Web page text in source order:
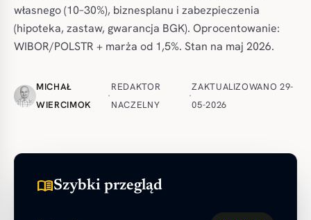
własnego (10–30%), biznesplanu i zabezpieczenia
(hipoteka, zastaw, gwarancja BGK). Oprocentowanie:
WIBOR/POLSTR + marża od 1,5%. Stan na maj 2026.
MICHAŁ
WIERCIMOK
·
REDAKTOR
NACZELNY
·
ZAKTUALIZOWANO 29-
05-2026
menu_bookSzybki przegląd